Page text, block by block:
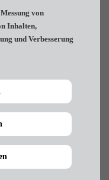
und Dachbox
von
Inhalten,
und Verbesserung